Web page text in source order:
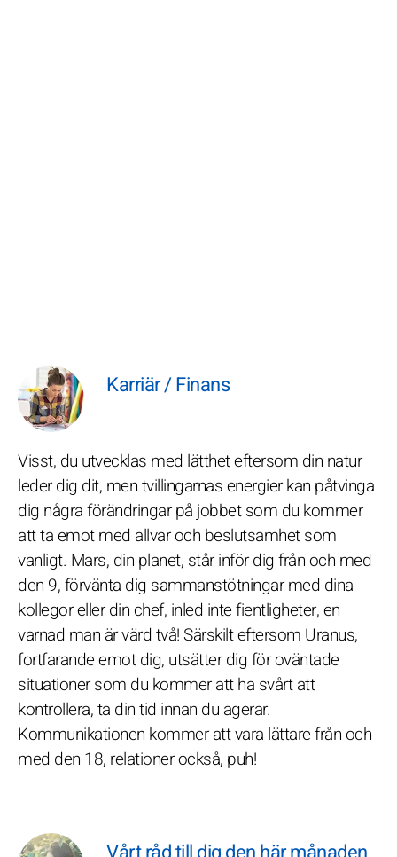
Karriär / Finans
Visst, du utvecklas med lätthet eftersom din natur
leder dig dit, men tvillingarnas energier kan påtvinga
dig några förändringar på jobbet som du kommer
att ta emot med allvar och beslutsamhet som
vanligt. Mars, din planet, står inför dig från och med
den 9, förvänta dig sammanstötningar med dina
kollegor eller din chef, inled inte fientligheter, en
varnad man är värd två! Särskilt eftersom Uranus,
fortfarande emot dig, utsätter dig för oväntade
situationer som du kommer att ha svårt att
kontrollera, ta din tid innan du agerar.
Kommunikationen kommer att vara lättare från och
med den 18, relationer också, puh!